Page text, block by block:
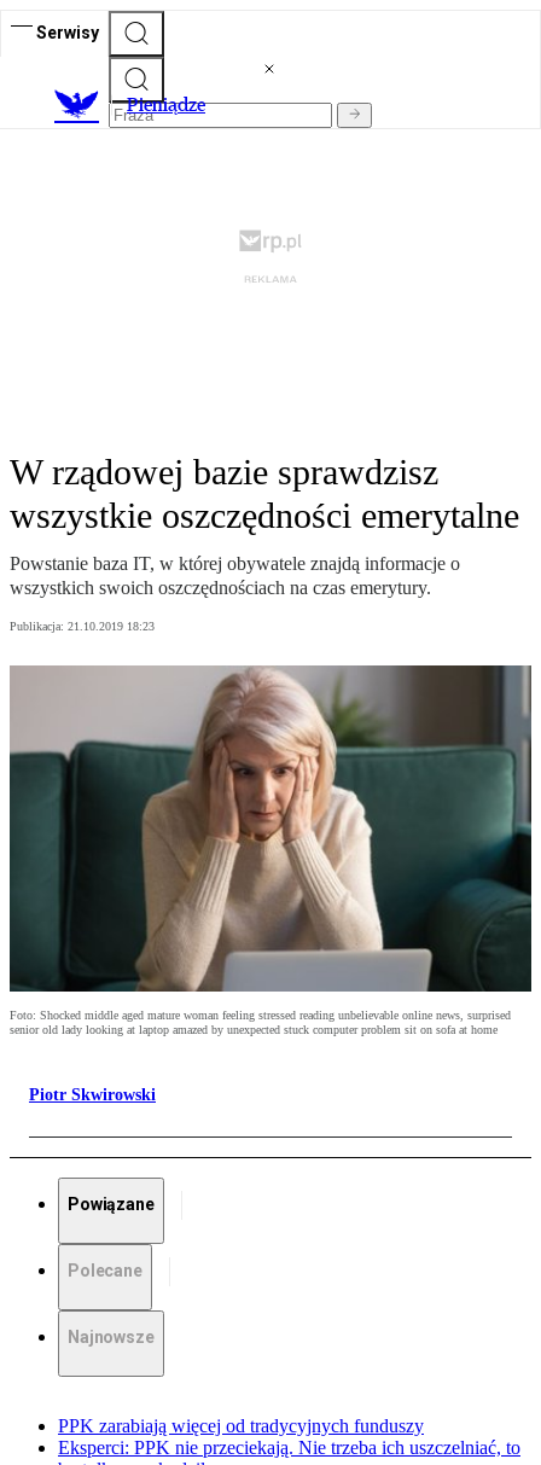
Serwisy
Pieniądze
W rządowej bazie sprawdzisz
wszystkie oszczędności emerytalne
Powstanie baza IT, w której obywatele znajdą informacje o
wszystkich swoich oszczędnościach na czas emerytury.
Publikacja: 21.10.2019 18:23
Foto: Shocked middle aged mature woman feeling stressed reading unbelievable online news, surprised
senior old lady looking at laptop amazed by unexpected stuck computer problem sit on sofa at home
Piotr Skwirowski
Powiązane
Polecane
Najnowsze
PPK zarabiają więcej od tradycyjnych funduszy
Eksperci: PPK nie przeciekają. Nie trzeba ich uszczelniać, to